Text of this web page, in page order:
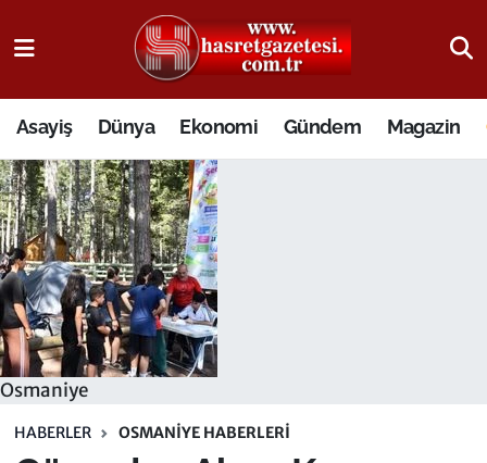
Asayiş Dünya Ekonomi Gündem Magazin
Osmaniye
HABERLER OSMANIYE HABERLERI
Osmaniye Nöbetçi Eczaneler
Osmaniye Hava Durumu
Osmaniye Trafik Yoğunluk Haritası
Süper Lig Puan Durumu ve Fikstür
Tüm Manşetler
Son Dakika Haberleri